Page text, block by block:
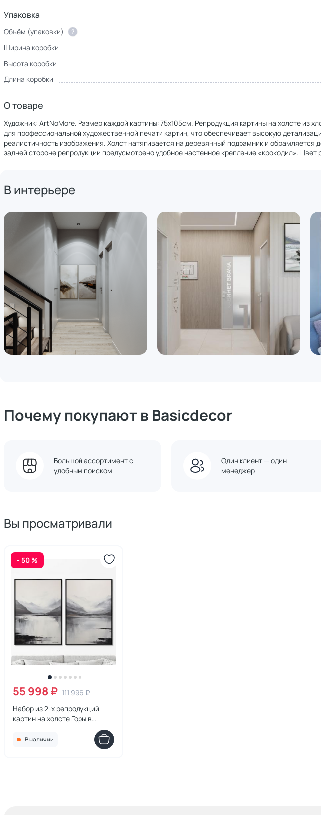
Упаковка
Объём (упаковки) ?
Ширина коробки
Высота коробки
Длина коробки
О товаре
Художник: ArtNoMore. Размер каждой картины: 75х105см. Репродукция картины на холсте из
для профессиональной художественной печати картин, что обеспечивает высокую
реалистичность изображения. Холст натягивается на деревянный подрамник и обрамляется
задней стороне репродукции предусмотрено удобное настенное крепление «крокодил». Цвет
В интерьере
Почему покупают в Basicdecor
Большой ассортимент с
удобным поиском
Один клиент — один
менеджер
Вы просматривали
- 50 %
55 998 ₽ 111 996 ₽
Набор из 2-х репродукций
картин на холсте Горы в
В наличии